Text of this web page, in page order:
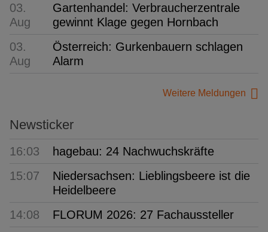
03.
Aug
Gartenhandel: Verbraucherzentrale
gewinnt Klage gegen Hornbach
03.
Aug
Österreich: Gurkenbauern schlagen
Alarm
Weitere Meldungen
Newsticker
16:03
hagebau: 24 Nachwuchskräfte
15:07
Niedersachsen: Lieblingsbeere ist die
Heidelbeere
14:08
FLORUM 2026: 27 Fachaussteller